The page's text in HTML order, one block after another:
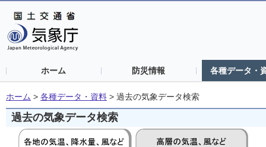
ホーム 防災情報 各種データ・
ホーム > 各種データ・資料 > 過去の気象データ検索
過去の気象データ検索